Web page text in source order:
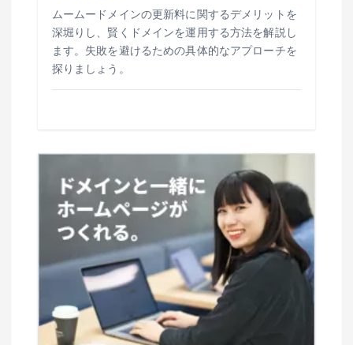
ムームードメインの更新料に関するデメリットを
深堀りし、賢くドメインを運用する方法を解説し
ます。失敗を避けるための具体的なアプローチを
探りましょう。